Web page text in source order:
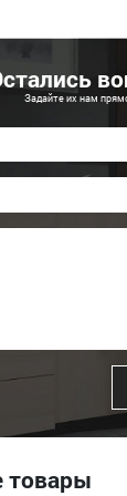
Задайте их нам
товары